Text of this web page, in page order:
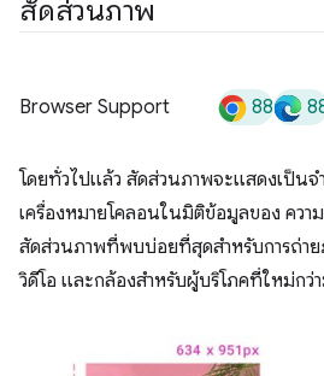
สัดส่วนภาพ
Browser Support 88
โดยทั่วไปแล้ว สัดส่วนภาพจะแสดงเป็น
เครื่องหมายโคลอนในมิติข้อมูลของ ควา
สัดส่วนภาพที่พบบ่อยที่สุดสำหรับการถ่า
วิดีโอ และกล้องสำหรับผู้บริโภคที่ใหม่กว่